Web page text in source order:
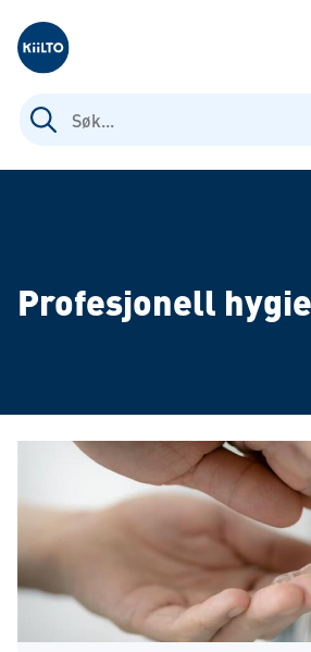
Kiilto Norway
Søk
etter:
Profesjonell